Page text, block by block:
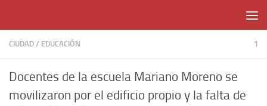
CIUDAD / EDUCACIÓN 1
Docentes de la escuela Mariano Moreno se
movilizaron por el edificio propio y la falta de